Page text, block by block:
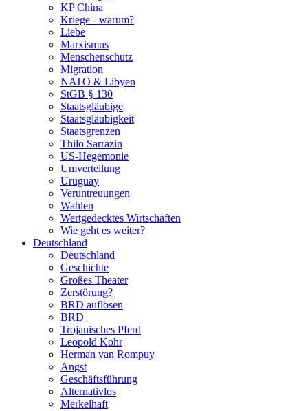
KP China
Kriege - warum?
Liebe
Marxismus
Menschenschutz
Migration
NATO & Libyen
StGB § 130
Staatsgläubige
Staatsgläubigkeit
Staatsgrenzen
Thilo Sarrazin
US-Hegemonie
Umverteilung
Uruguay
Veruntreuungen
Wahlen
Wertgedecktes Wirtschaften
Wie geht es weiter?
Deutschland
Deutschland
Geschichte
Großes Theater
Zerstörung?
BRD auflösen
BRD
Trojanisches Pferd
Leopold Kohr
Herman van Rompuy
Angst
Geschäftsführung
Alternativlos
Merkelhaft